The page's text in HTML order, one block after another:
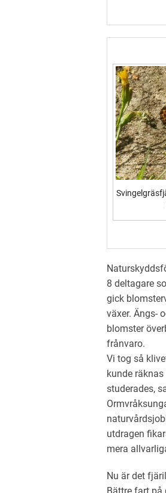
8 deltagare
gick
växer. Ängs-
blomster
frånvaro.
Vi tog så
kunde
studerades,
utdragen
mera
Nu är det